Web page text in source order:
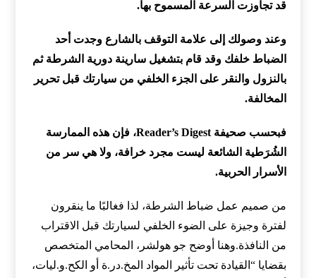
قد تجاوزت السرعة المسموح بها.
وعند وصولك إلى علامة التوقف بالشارع وجدت أحد
الضباط خلفك وقد قام بتشغيل سارينة دورية الشرطة ثم
بالنزول والنقر على الجزء الخلفي من سيارتك قبل تحرير
المخالفة.
فبحسب صحيفة Reader’s Digest، فإن هذه الممارسة
الشُرَطية الشائعة ليست مجرد خرافة، ولا هي سر من
الأسرار الحربية.
من صميم عمل ضباط الشرطة، لذا فغالبًا ما ينقرون
لفترة وجيزة على الضوء الخلفي لسيارتك قبل الاقتراب
من النافذة.وهنا أوضح جو هولشر، المحامي المتخصص
بقضايا “القيادة تحت تأثير المواد المخ.در.ة أو الكح.و.ليات،